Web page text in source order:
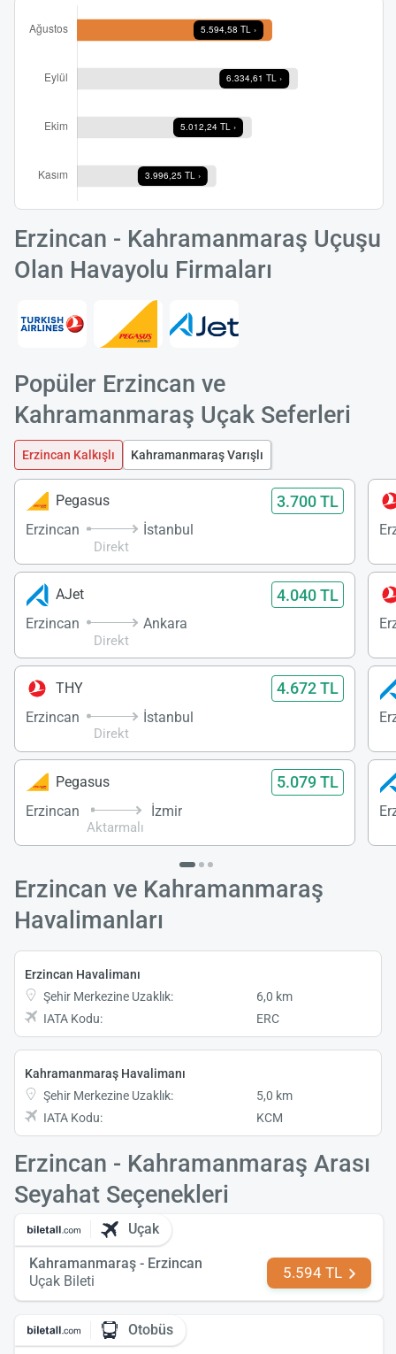
Erzincan - Kahramanmaraş Uçuşu
Olan Havayolu Firmaları
Popüler Erzincan ve
Kahramanmaraş Uçak Seferleri
Erzincan Kalkışlı Kahramanmaraş Varışlı
Pegasus 3.700 TL
Erzincan
Direkt
İstanbul
AJet 4.040 TL
Erzincan
Direkt
Ankara
THY 4.672 TL
Erzincan
Direkt
İstanbul
Pegasus 5.079 TL
Erzincan
Aktarmalı
İzmir
Erzincan ve Kahramanmaraş
Havalimanları
Erzincan Havalimanı
Şehir Merkezine Uzaklık:
6,0 km
IATA Kodu:
ERC
Kahramanmaraş Havalimanı
Şehir Merkezine Uzaklık:
5,0 km
IATA Kodu:
KCM
Erzincan - Kahramanmaraş Arası
Seyahat Seçenekleri
Uçak
Kahramanmaraş - Erzincan
Uçak Bileti
5.594 TL
Otobüs